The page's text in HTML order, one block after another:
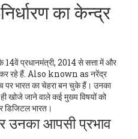
का केन्द्र
14वें प्रधानमंत्री, 2014 से सत्ता में और
रहे हैं. Also known as नरेंद्र
पर भारत का चेहरा बन चुके हैं। उनका
खोजे जाने वाले कई मुख्य विषयों को
डिजिटल भारत।
उनका आपसी प्रभाव